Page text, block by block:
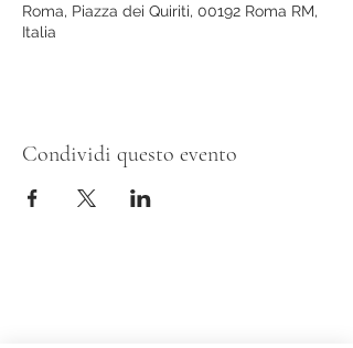
Roma, Piazza dei Quiriti, 00192 Roma RM,
Italia
Condividi questo evento